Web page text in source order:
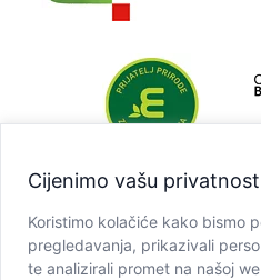
Cijenimo vašu privatnost
Koristimo kolačiće kako bismo
pregledavanja, prikazivali
te analizirali promet na našoj